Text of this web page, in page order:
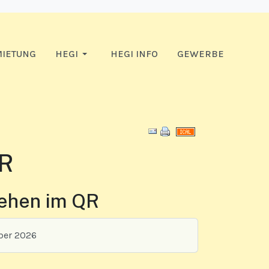
HEGI HEGI INFO GEWERBE
Download PDF
im QR
2026